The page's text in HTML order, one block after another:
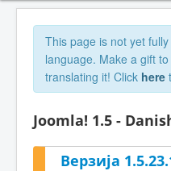
This page is not yet
language. Make a gift
translating it! Click here
Joomla! 1.5 -
Верзија